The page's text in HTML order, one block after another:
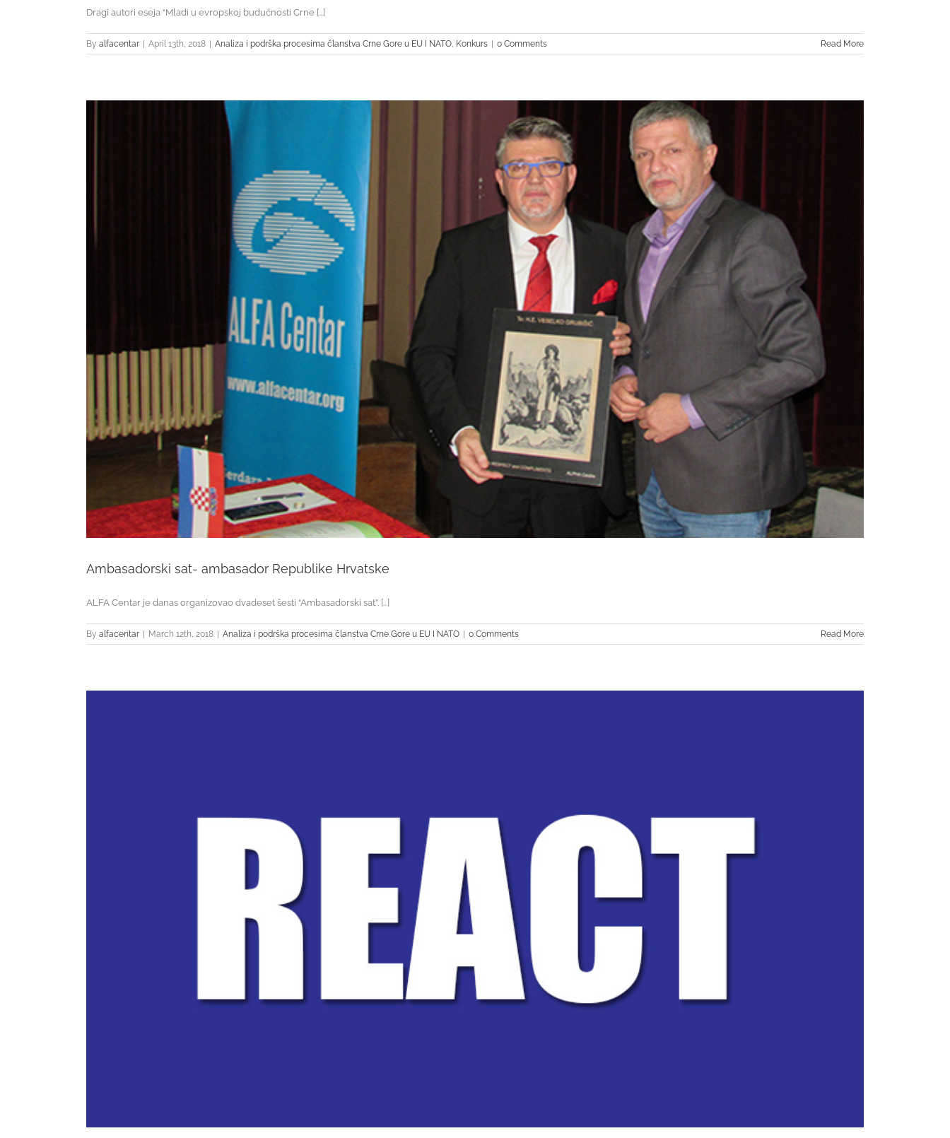
Dragi autori eseja “Mladi u evropskoj budućnosti Crne [...]
By alfacentar | April 13th, 2018 | Analiza i podrška procesima članstva Crne Gore u EU I NATO Konkurs | 0 Comments Read More
Ambasadorski sat- ambasador Republike Hrvatske
ALFA Centar je danas organizovao dvadeset šesti “Ambasadorski sat”. [...]
By alfacentar | March 12th, 2018 | Analiza i podrška procesima članstva Crne Gore u EU I NATO | 0 Comments Read More